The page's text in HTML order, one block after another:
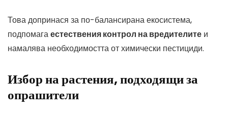
Това допринася за по-балансирана екосистема,
подпомагаестествения контрол на вредителите и
намалява необходимостта от химически пестициди.
Избор на растения, подходящи за
опрашители